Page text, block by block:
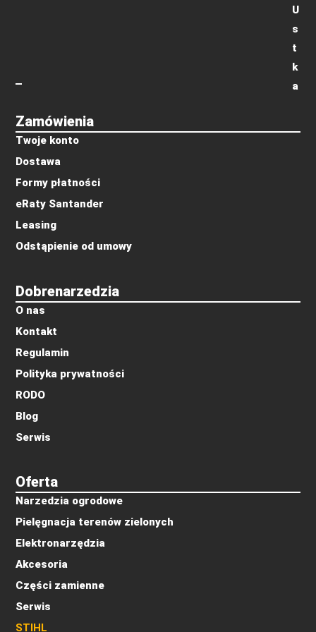
Oferta
Narzedzia ogrodowe
Pielęgnacja terenów zielonych
Elektronarzędzia
Akcesoria
Części zamienne
Serwis
STIHL
Dobrenarzedzia
O nas
Kontakt
Regulamin
Polityka prywatności
RODO
Blog
Serwis
Zamówienia
Twoje konto
Dostawa
Formy płatności
eRaty Santander
Leasing
Odstąpienie od umowy
U
s
t
k
a